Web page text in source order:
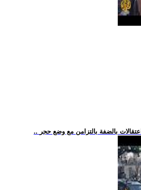
بالضفة بالتزامن مع وضع حجر